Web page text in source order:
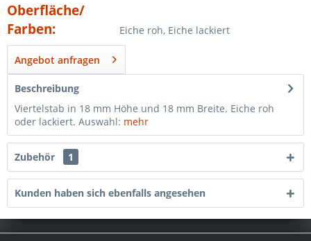
Oberfläche/
Farben:
Eiche roh, Eiche lackiert
Angebot anfragen
Beschreibung
Viertelstab in 18 mm Höhe und 18 mm Breite. Eiche roh
oder lackiert. Auswahl: mehr
Zubehör 1
Kunden haben sich ebenfalls angesehen